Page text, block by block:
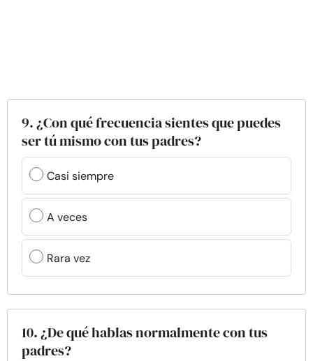
9. ¿Con qué frecuencia sientes que puedes
ser tú mismo con tus padres?
Casi siempre
A veces
Rara vez
10. ¿De qué hablas normalmente con tus
padres?